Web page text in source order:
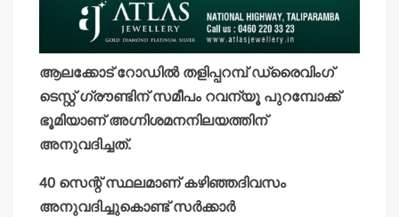
ആലക്കോട് റോഡില്‍ തളിപ്പറമ്പ് ഡ്രൈവിംഗ്
ടെസ്റ്റ് ഗ്രൗണ്ടിന് സമീപം റവന്യൂ പുറമ്പോക്ക്
ഭൂമിയാണ് അഗ്നിശമനനിലയത്തിന്
അനുവദിച്ചത്.
40 സെന്റ് സ്ഥലമാണ് കഴിഞ്ഞദിവസം
അനുവദിച്ചുകൊണ്ട് സര്‍ക്കാര്‍